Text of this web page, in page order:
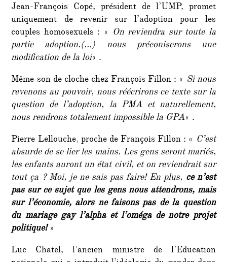
Jean-François Copé, président de l’UMP, promet
uniquement de revenir sur l’adoption pour les
couples homosexuels : « On reviendra sur toute la
partie adoption.(…) nous préconiserons une
modification de la loi« .
Même son de cloche chez François Fillon : « Si nous
revenons au pouvoir, nous réécrirons ce texte sur la
question de l’adoption, la PMA et naturellement,
nous rendrons totalement impossible la GPA« .
Pierre Lellouche, proche de François Fillon : « C’est
absurde de se lier les mains. Les gens seront mariés,
les enfants auront un état civil, et on reviendrait sur
tout ça ? Moi, je ne sais pas faire! En plus, ce n’est
pas sur ce sujet que les gens nous attendrons, mais
sur l’économie, alors ne faisons pas de la question
du mariage gay l’alpha et l’oméga de notre projet
politique!»
Luc Chatel, l’ancien ministre de l’Education